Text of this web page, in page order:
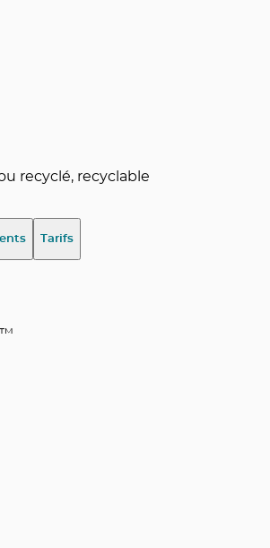
recyclé, recyclable
Tarifs